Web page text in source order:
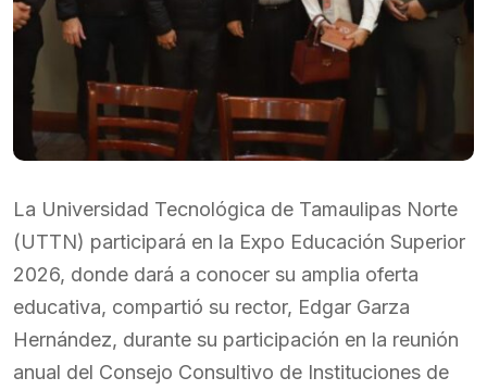
La Universidad Tecnológica de Tamaulipas Norte
(UTTN) participará en la Expo Educación Superior
2026, donde dará a conocer su amplia oferta
educativa, compartió su rector, Edgar Garza
Hernández, durante su participación en la reunión
anual del Consejo Consultivo de Instituciones de